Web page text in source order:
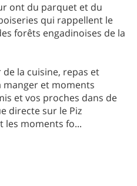
ont du parquet et du
qui rappellent le
forêts engadinoises de la
la cuisine, repas et
manger et moments
et vos proches dans de
directe sur le Piz
les moments fo...